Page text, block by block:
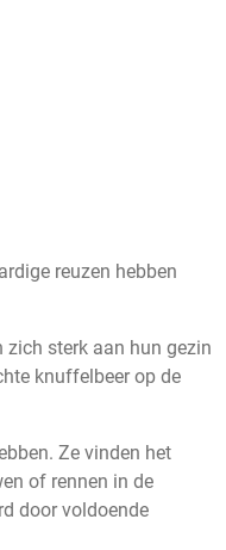
reuzen hebben
zich sterk aan hun gezin
knuffelbeer op de
Ze vinden het
of rennen in de
door voldoende